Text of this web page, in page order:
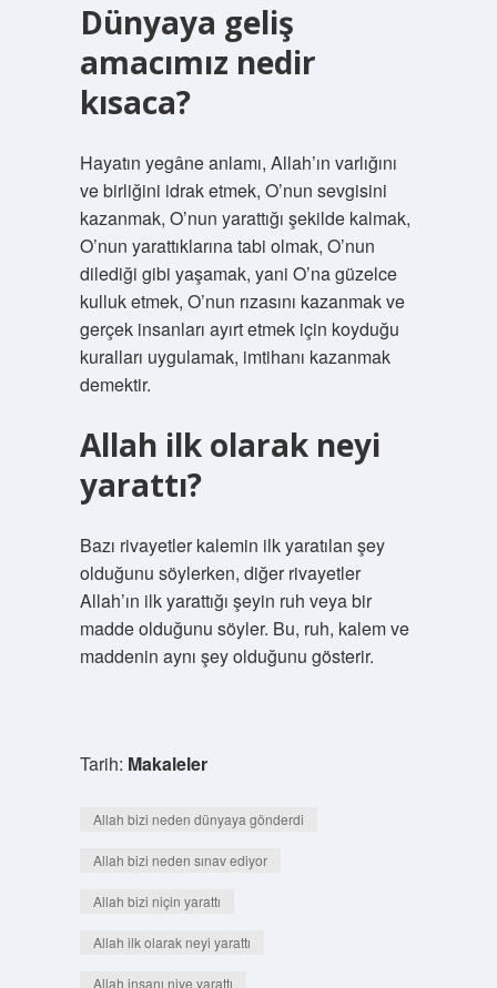
Dünyaya geliş
amacımız nedir
kısaca?
Hayatın yegâne anlamı, Allah’ın varlığını
ve birliğini idrak etmek, O’nun sevgisini
kazanmak, O’nun yarattığı şekilde kalmak,
O’nun yarattıklarına tabi olmak, O’nun
dilediği gibi yaşamak, yani O’na güzelce
kulluk etmek, O’nun rızasını kazanmak ve
gerçek insanları ayırt etmek için koyduğu
kuralları uygulamak, imtihanı kazanmak
demektir.
Allah ilk olarak neyi
yarattı?
Bazı rivayetler kalemin ilk yaratılan şey
olduğunu söylerken, diğer rivayetler
Allah’ın ilk yarattığı şeyin ruh veya bir
madde olduğunu söyler. Bu, ruh, kalem ve
maddenin aynı şey olduğunu gösterir.
Tarih: Makaleler
Allah bizi neden dünyaya gönderdi
Allah bizi neden sınav ediyor
Allah bizi niçin yarattı
Allah ilk olarak neyi yarattı
Allah insanı niye yarattı